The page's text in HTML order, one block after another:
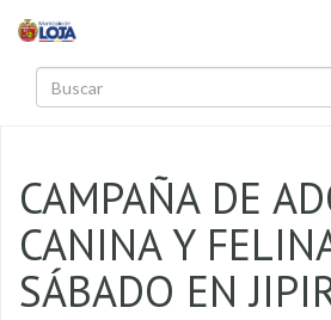
CAMPAÑA DE
CANINA Y
SÁBADO EN